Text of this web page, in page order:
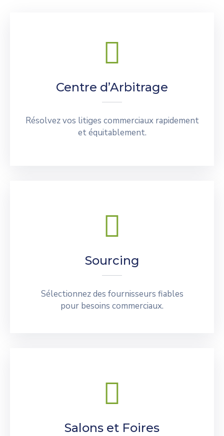
Centre d’Arbitrage
Résolvez vos litiges commerciaux rapidement
et équitablement.
Sourcing
Sélectionnez des fournisseurs fiables
pour besoins commerciaux.
Salons et Foires